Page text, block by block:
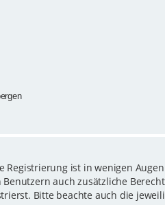
ist in wenigen
auch zusätzliche
Bitte beachte auch die